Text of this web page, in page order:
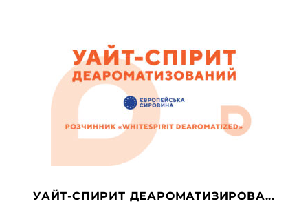
УАЙТ-СПИРИТ ДЕАРОМАТИЗИРОВА...